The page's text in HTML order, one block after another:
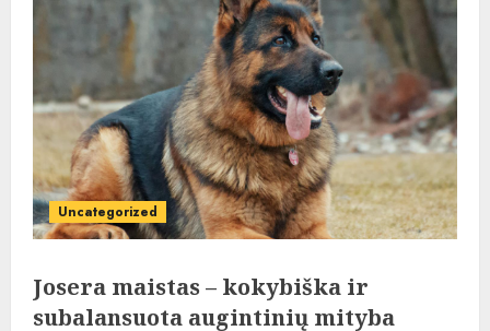
Uncategorized
Josera maistas – kokybiška ir
subalansuota augintinių mityba